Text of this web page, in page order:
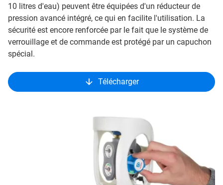
10 litres d'eau) peuvent être équipées d'un réducteur de
pression avancé intégré, ce qui en facilite l'utilisation. La
sécurité est encore renforcée par le fait que le système de
verrouillage et de commande est protégé par un capuchon
spécial.
Télécharger